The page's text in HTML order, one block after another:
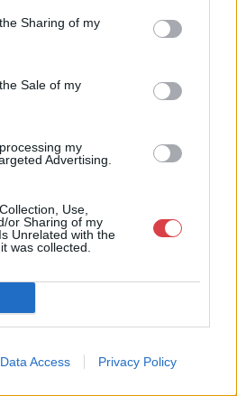
Sharing of my
Sale of my
my
Advertising.
Use,
or Sharing of my
Unrelated with the
was collected.
Data Access Privacy Policy
az érdeklődőket.